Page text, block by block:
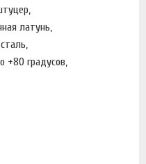
латунь,
+80 градусов,